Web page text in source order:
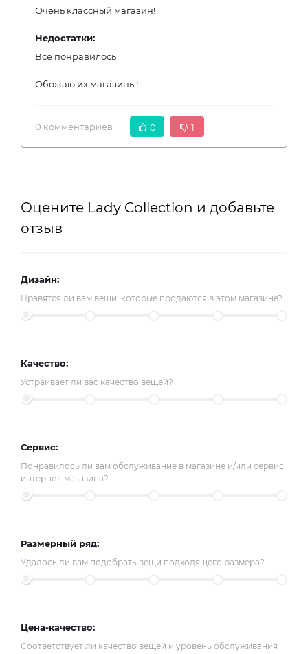
Очень классный магазин!
Недостатки:
Всё понравилось
Обожаю их магазины!
0 комментариев 0 1
Оцените Lady Collection и добавьте
отзыв
Дизайн:
Нравятся ли вам вещи, которые продаются в этом магазине?
Качество:
Устраивает ли вас качество вещей?
Сервис:
Понравилось ли вам обслуживание в магазине и/или сервис
интернет-магазина?
Размерный ряд:
Удалось ли вам подобрать вещи подходящего размера?
Цена-качество:
Соответствует ли качество вещей и уровень обслуживания